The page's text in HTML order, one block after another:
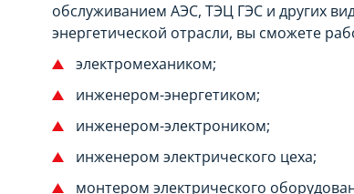
обслуживанием АЭС, ТЭЦ ГЭС и других
энергетической отрасли, вы сможете
электромехаником;
инженером-энергетиком;
инженером-электроником;
инженером электрического цеха;
монтером электрического